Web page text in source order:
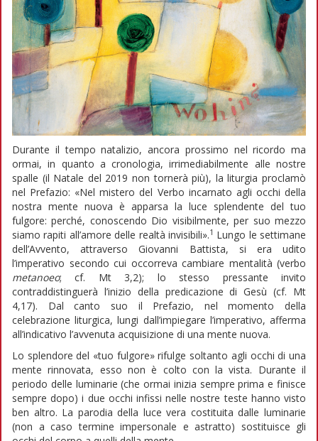
Durante il tempo natalizio, ancora prossimo nel ricordo ma
ormai, in quanto a cronologia, irrimediabilmente alle nostre
spalle (il Natale del 2019 non tornerà più), la liturgia proclamò
nel Prefazio: «Nel mistero del Verbo incarnato agli occhi della
nostra mente nuova è apparsa la luce splendente del tuo
fulgore: perché, conoscendo Dio visibilmente, per suo mezzo
siamo rapiti all’amore delle realtà invisibili».1 Lungo le settimane
dell’Avvento, attraverso Giovanni Battista, si era udito
l’imperativo secondo cui occorreva cambiare mentalità (verbo
metanoeo; cf. Mt 3,2); lo stesso pressante invito
contraddistinguerà l’inizio della predicazione di Gesù (cf. Mt
4,17). Dal canto suo il Prefazio, nel momento della
celebrazione liturgica, lungi dall’impiegare l’imperativo, afferma
all’indicativo l’avvenuta acquisizione di una mente nuova.
Lo splendore del «tuo fulgore» rifulge soltanto agli occhi di una
mente rinnovata, esso non è colto con la vista. Durante il
periodo delle luminarie (che ormai inizia sempre prima e finisce
sempre dopo) i due occhi infissi nelle nostre teste hanno visto
ben altro. La parodia della luce vera costituita dalle luminarie
(non a caso termine impersonale e astratto) sostituisce gli